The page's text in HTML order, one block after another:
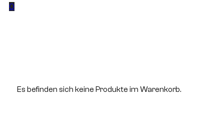
0
Es befinden sich keine Produkte im Warenkorb.